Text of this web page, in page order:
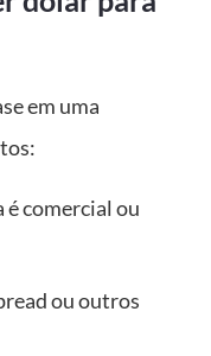
em uma
é comercial ou
ou outros